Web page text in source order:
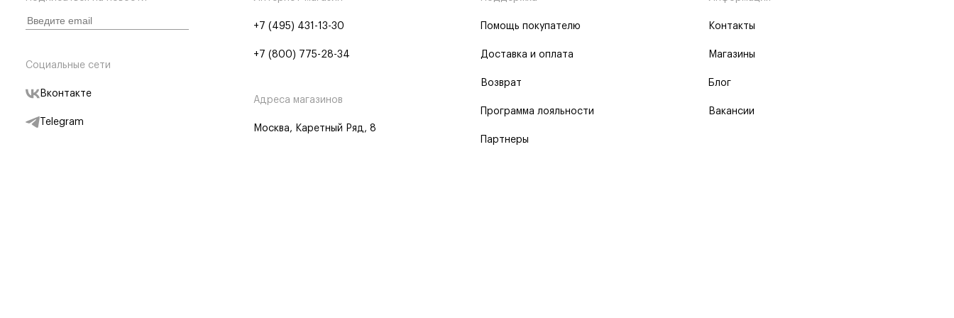
Социальные сети
Вконтакте
Telegram
+7 (495) 431-13-30
+7 (800) 775-28-34
Адреса магазинов
Москва, Каретный Ряд, 8
Помощь покупателю
Доставка и оплата
Возврат
Программа лояльности
Партнеры
Контакты
Магазины
Блог
Вакансии